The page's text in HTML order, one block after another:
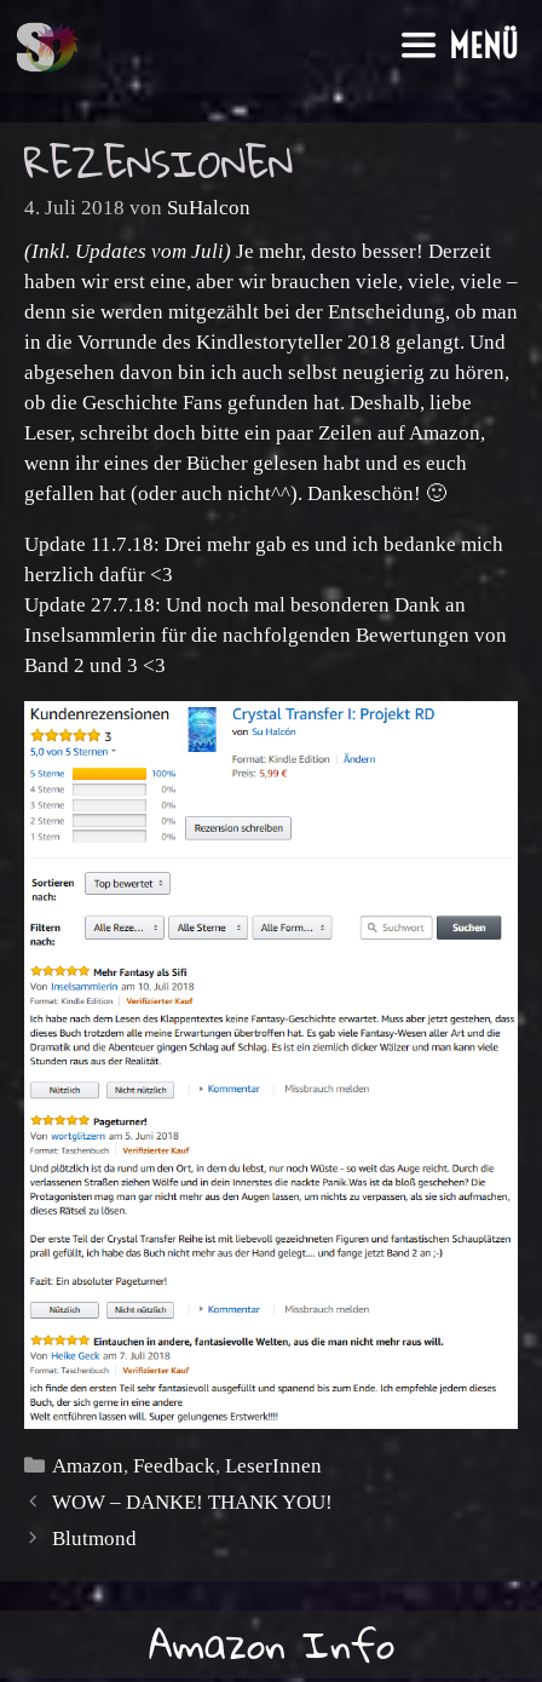
Inhalt
springen
MENÜ
REZENSIONEN
4. Juli 2018 von SuHalcon
(Inkl. Updates vom Juli) Je mehr, desto besser! Derzeit
haben wir erst eine, aber wir brauchen viele, viele, viele –
denn sie werden mitgezählt bei der Entscheidung, ob man
in die Vorrunde des Kindlestoryteller 2018 gelangt. Und
abgesehen davon bin ich auch selbst neugierig zu hören,
ob die Geschichte Fans gefunden hat. Deshalb, liebe
Leser, schreibt doch bitte ein paar Zeilen auf Amazon,
wenn ihr eines der Bücher gelesen habt und es euch
gefallen hat (oder auch nicht^^). Dankeschön! 🙂
Update 11.7.18: Drei mehr gab es und ich bedanke mich
herzlich dafür <3
Update 27.7.18: Und noch mal besonderen Dank an
Inselsammlerin für die nachfolgenden Bewertungen von
Band 2 und 3 <3
Kategorien
Amazon,Feedback,LeserInnen
WOW – DANKE! THANK YOU!
Blutmond
Amazon Info